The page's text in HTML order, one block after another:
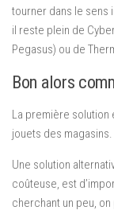
tourner dans le sens
il reste plein de
Pegasus) ou de
Bon alors
La première solution
jouets des magasins.
Une solution
coûteuse, est
cherchant un peu,